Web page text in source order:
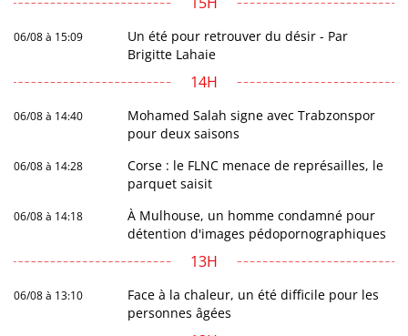
06/08 à 15:09
Un été pour retrouver du désir - Par
Brigitte Lahaie
14H
06/08 à 14:40
Mohamed Salah signe avec Trabzonspor
pour deux saisons
06/08 à 14:28
Corse : le FLNC menace de représailles, le
parquet saisit
06/08 à 14:18
À Mulhouse, un homme condamné pour
détention d'images pédopornographiques
13H
06/08 à 13:10
Face à la chaleur, un été difficile pour les
personnes âgées